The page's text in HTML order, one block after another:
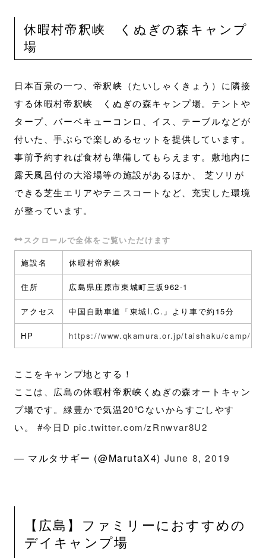
休暇村帝釈峡 くぬぎの森キャンプ
場
日本百景の一つ、帝釈峡（たいしゃくきょう）に隣接
する休暇村帝釈峡 くぬぎの森キャンプ場。テントや
タープ、バーベキューコンロ、イス、テーブルなどが
付いた、手ぶらで楽しめるセットを提供しています。
事前予約すれば食材も準備してもらえます。敷地内に
露天風呂付の大浴場等の施設があるほか、 芝ソリが
できる芝生エリアやテニスコートなど、充実した環境
が整っています。
施設名 休暇村帝釈峡
住所 広島県庄原市東城町三坂962-1
アクセス 中国自動車道「東城I.C.」より車で約15分
HP https://www.qkamura.or.jp/taishaku/camp/
ここをキャンプ地とする！
ここは、広島の休暇村帝釈峡くぬぎの森オートキャン
プ場です。緑豊かで気温20℃ないからすごしやす
い。 #今日D pic.twitter.com/zRnwvar8U2
— マルタサギー (@MarutaX4) June 8, 2019
【広島】ファミリーにおすすめの
デイキャンプ場